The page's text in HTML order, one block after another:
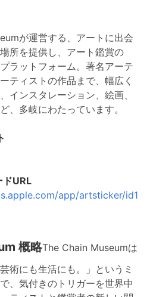
が運営する、アートに出会
所を提供し、アート鑑賞の
ラットフォーム。著名アーテ
ティストの作品まで、幅広く
インスタレーション、絵画、
、多岐にわたっています。
URL
app/artsticker/id1
概略The Chain Museumは
術にも生活にも。」というミ
、気付きのトリガーを世界中